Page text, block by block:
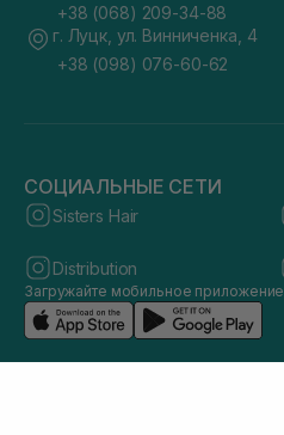
+38 (068) 209-34-88
г. Луцк, ул. Винниченка, 4
+38 (098) 076-60-62
СОЦИАЛЬНЫЕ СЕТИ
Sisters Hair
Distribution
Загружайте мобильное приложение